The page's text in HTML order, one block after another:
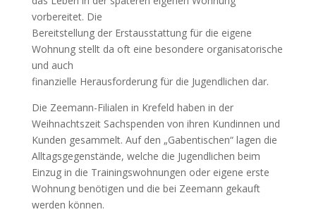
vorbereitet. Die
Bereitstellung der Erstausstattung für die eigene
Wohnung stellt da oft eine besondere organisatorische
und auch
finanzielle Herausforderung für die Jugendlichen dar.
Die Zeemann-Filialen in Krefeld haben in der
Weihnachtszeit Sachspenden von ihren Kundinnen und
Kunden gesammelt. Auf den „Gabentischen“ lagen die
Alltagsgegenstände, welche die Jugendlichen beim
Einzug in die Trainingswohnungen oder eigene erste
Wohnung benötigen und die bei Zeemann gekauft
werden können.